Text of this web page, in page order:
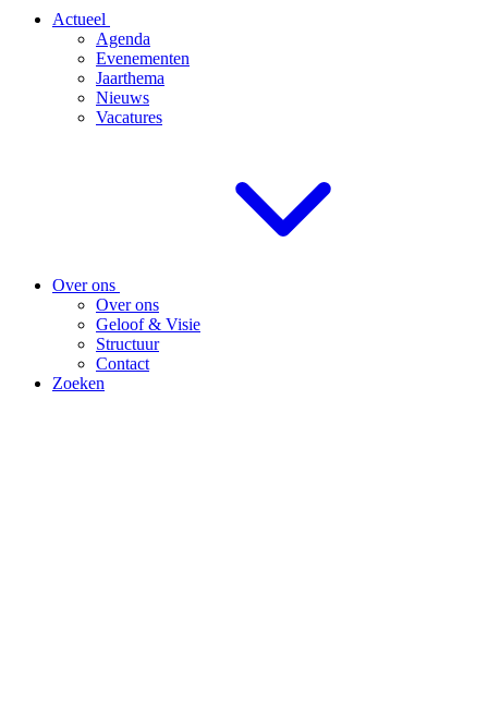
Actueel
Agenda
Evenementen
Jaarthema
Nieuws
Vacatures
Over ons
Over ons
Geloof & Visie
Structuur
Contact
Zoeken